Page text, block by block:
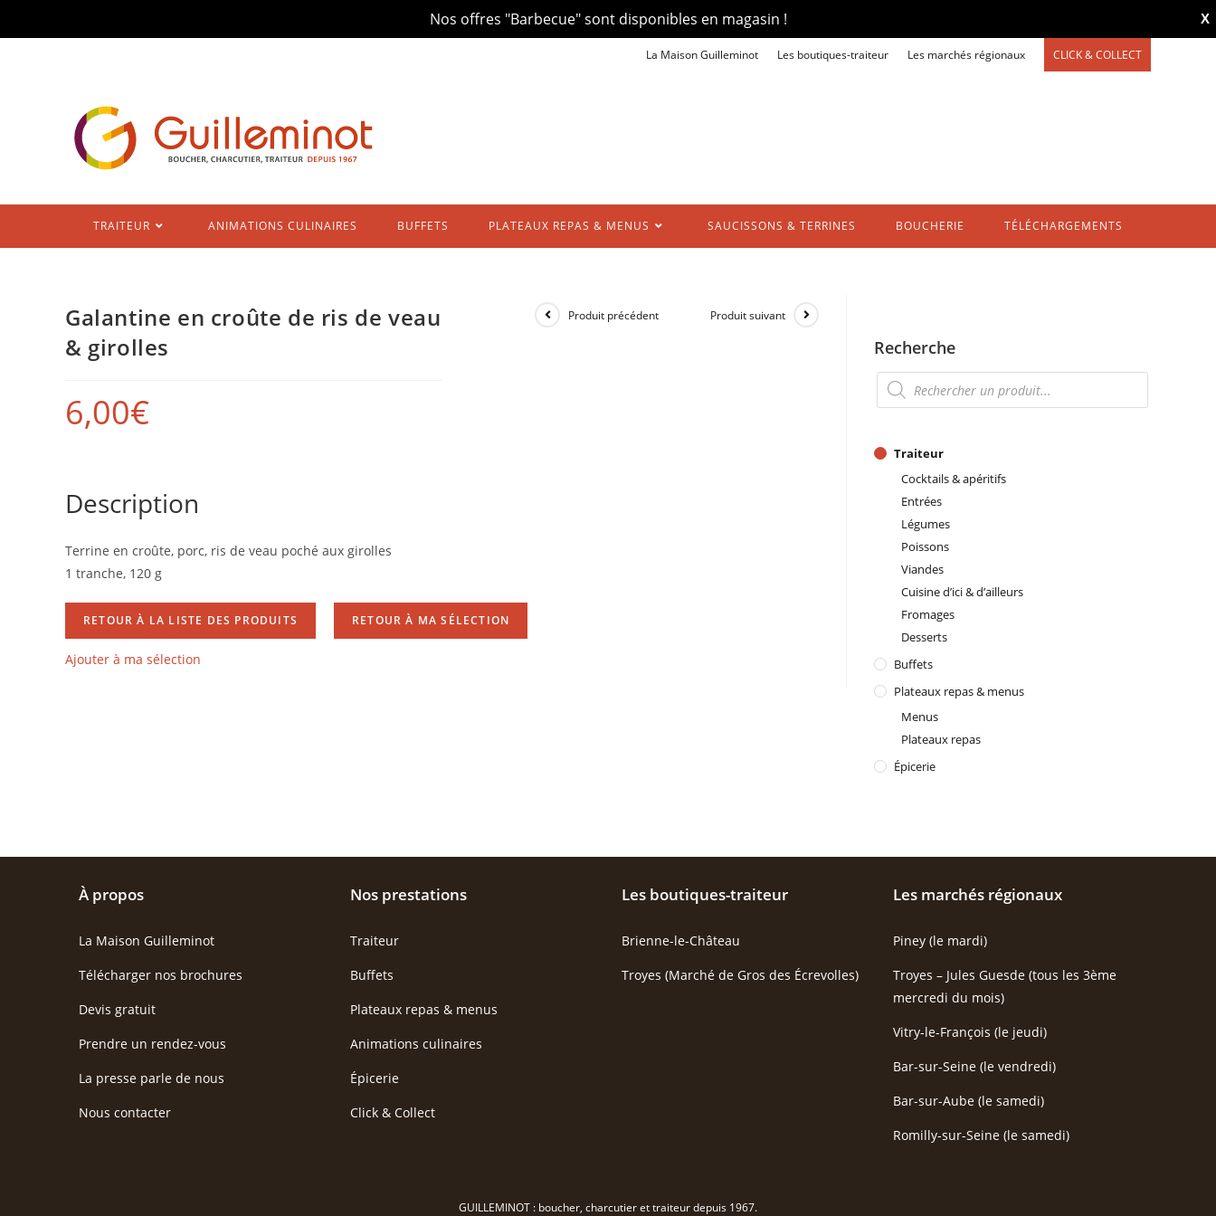
X
Nos offres "Barbecue" sont disponibles en magasin !
La Maison Guilleminot Les boutiques-traiteur Les marchés régionaux CLICK & COLLECT
TRAITEUR ANIMATIONS CULINAIRES BUFFETS PLATEAUX REPAS & MENUS SAUCISSONS & TERRINES BOUCHERIE TÉLÉCHARGEMENTS
Produit précédent Produit suivant
Galantine en croûte de ris de veau
& girolles
6,00€
Description
Terrine en croûte, porc, ris de veau poché aux girolles
1 tranche, 120 g
RETOUR À LA LISTE DES PRODUITS RETOUR À MA SÉLECTION
Ajouter à ma sélection
Recherche
Recherche
de
produits
Traiteur
Cocktails & apéritifs
Entrées
Légumes
Poissons
Viandes
Cuisine d’ici & d’ailleurs
Fromages
Desserts
Buffets
Plateaux repas & menus
Menus
Plateaux repas
Épicerie
À propos
La Maison Guilleminot
Télécharger nos brochures
Devis gratuit
Prendre un rendez-vous
La presse parle de nous
Nous contacter
Nos prestations
Traiteur
Buffets
Plateaux repas & menus
Animations culinaires
Épicerie
Click & Collect
Les boutiques-traiteur
Brienne-le-Château
Troyes (Marché de Gros des Écrevolles)
Les marchés régionaux
Piney (le mardi)
Troyes – Jules Guesde (tous les 3ème
mercredi du mois)
Vitry-le-François (le jeudi)
Bar-sur-Seine (le vendredi)
Bar-sur-Aube (le samedi)
Romilly-sur-Seine (le samedi)
GUILLEMINOT : boucher, charcutier et traiteur depuis 1967.